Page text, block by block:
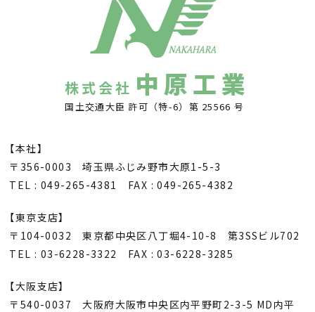
株式会社 中原工業
国土交通大臣 許可（特-6）第 25566 号
【本社】
〒356-0003 埼玉県ふじみ野市大原1-5-3
TEL : 049-265-4381 FAX : 049-265-4382
【東京支店】
〒104-0032 東京都中央区八丁堀4-10-8 第3SSビル702
TEL : 03-6228-3322 FAX : 03-6228-3285
【大阪支店】
〒540-0037 大阪府大阪市中央区内平野町2-3-5 MD内平